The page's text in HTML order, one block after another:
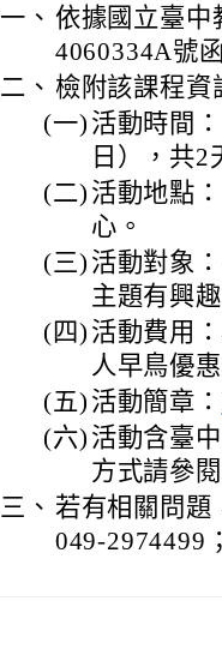
一、 依據國立臺中
4060334A號
二、 檢附該課程資
(一) 活動時間
日），共2
(二) 活動地點
心。
(三) 活動對象
主題有興
(四) 活動費用
人早鳥優惠
(五) 活動簡章：
(六) 活動含臺
方式請參閱
三、 若有相關問題
049-2974499